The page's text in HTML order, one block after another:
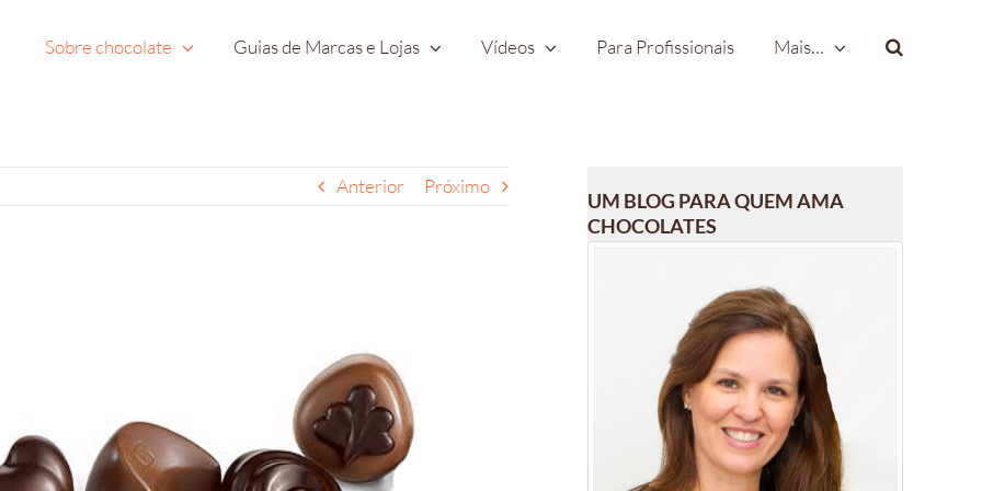
Sobre chocolate Guias de Marcas e Lojas Vídeos Para Profissionais Mais…
Anterior Próximo
UM BLOG PARA QUEM AMA
CHOCOLATES